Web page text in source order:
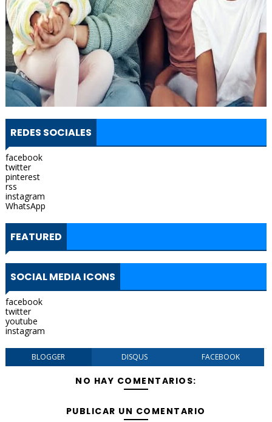
REDES SOCIALES
facebook
twitter
pinterest
rss
instagram
WhatsApp
FEATURED
SOCIAL MEDIA ICONS
facebook
twitter
youtube
instagram
BLOGGER DISQUS FACEBOOK
NO HAY COMENTARIOS:
PUBLICAR UN COMENTARIO